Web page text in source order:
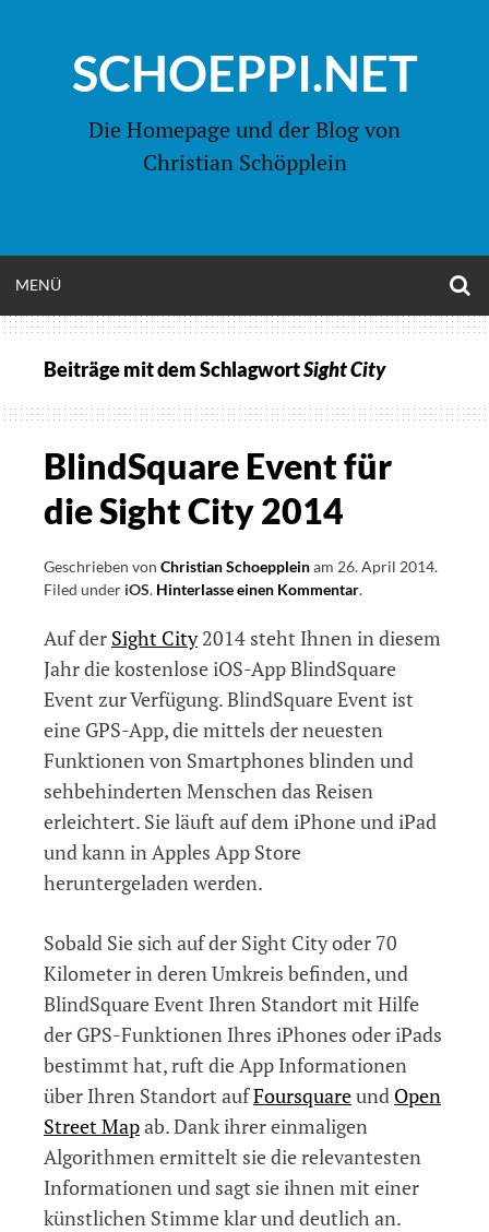
springenSCHOEPPI.NET
Die Homepage und der Blog von
Christian Schöpplein
MENÜ
Beiträge mit dem SchlagwortSight City
BlindSquare Event für
die Sight City 2014
Geschrieben von Christian Schoeppleinam 26. April 2014.
Filed under iOS. Hinterlasse einen Kommentaron
Event
die
Sight
City
.
Auf der Sight City2014 steht Ihnen in diesem
Jahr die kostenlose iOS-App BlindSquare
Event zur Verfügung. BlindSquare Event ist
eine GPS-App, die mittels der neuesten
Funktionen von Smartphones blinden und
sehbehinderten Menschen das Reisen
erleichtert. Sie läuft auf dem iPhone und iPad
und kann in Apples App Store
heruntergeladen werden.
Sobald Sie sich auf der Sight City oder 70
Kilometer in deren Umkreis befinden, und
BlindSquare Event Ihren Standort mit Hilfe
der GPS-Funktionen Ihres iPhones oder iPads
bestimmt hat, ruft die App Informationen
über Ihren Standort aufFoursquareund Open
Street Mapab. Dank ihrer einmaligen
Algorithmen ermittelt sie die relevantesten
Informationen und sagt sie ihnen mit einer
künstlichen Stimme klar und deutlich an.